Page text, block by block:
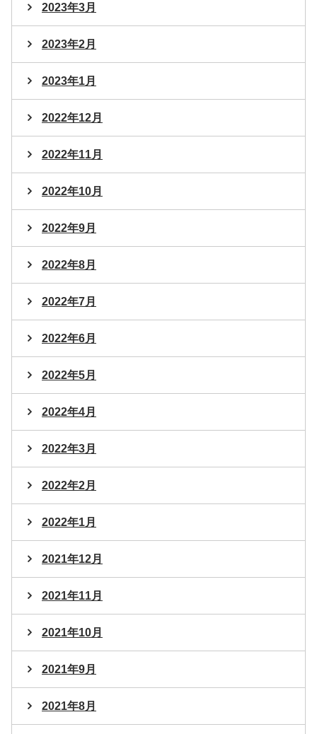
2023年3月
2023年2月
2023年1月
2022年12月
2022年11月
2022年10月
2022年9月
2022年8月
2022年7月
2022年6月
2022年5月
2022年4月
2022年3月
2022年2月
2022年1月
2021年12月
2021年11月
2021年10月
2021年9月
2021年8月